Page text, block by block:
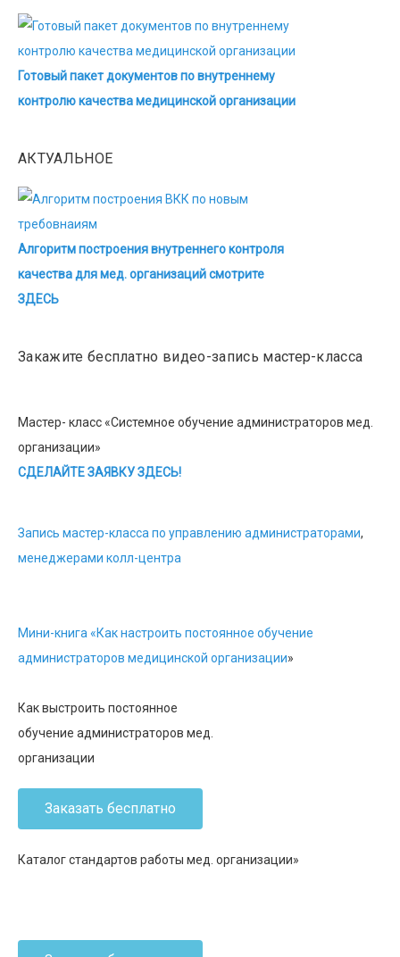
Готовый пакет документов по внутреннему
контролю качества медицинской организации
АКТУАЛЬНОЕ
Алгоритм построения внутреннего контроля
качества для мед. организаций смотрите
ЗДЕСЬ
Закажите бесплатно видео-запись мастер-класса
Мастер- класс «Системное обучение администраторов мед.
организации»
СДЕЛАЙТЕ ЗАЯВКУ ЗДЕСЬ!
Запись мастер-класса по управлению администраторами,
менеджерами колл-центра
Мини-книга «Как настроить постоянное обучение
администраторов медицинской организации»
Как выстроить постоянное
обучение администраторов мед.
организации
Заказать бесплатно
Каталог стандартов работы мед. организации»